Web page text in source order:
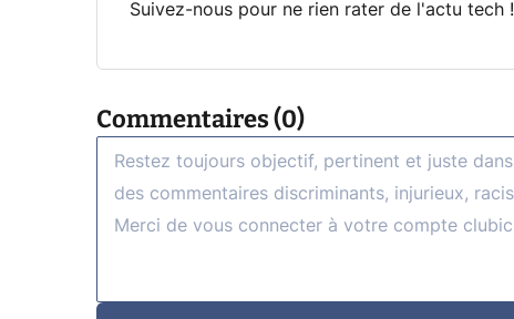
Suivez-nous pour ne rien rater de l'actu tech !
Commentaires (0)